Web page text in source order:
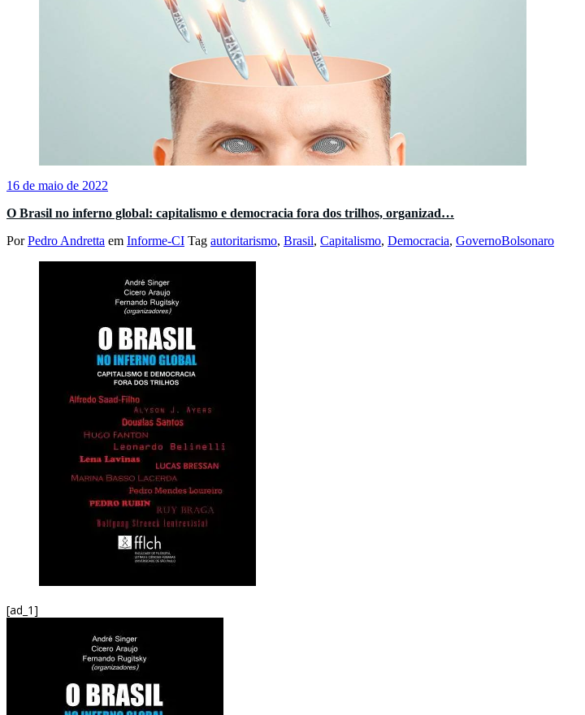
16 de maio de 2022
O Brasil no inferno global: capitalismo e democracia fora dos trilhos, organizad…
PorPedro Andretta em Informe-CI Tag autoritarismo, Brasil, Capitalismo, Democracia, GovernoBolsonaro
[ad_1]